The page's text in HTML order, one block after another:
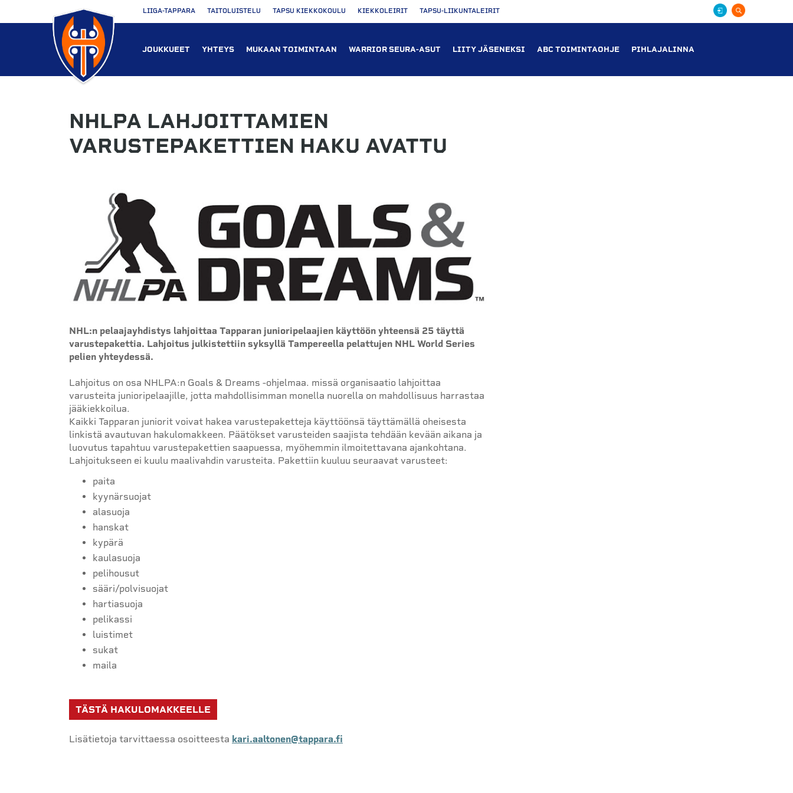
LIIGA-TAPPARA TAITOLUISTELU TAPSU KIEKKOKOULU KIEKKOLEIRIT TAPSU-LIIKUNTALEIRIT
JOUKKUEET YHTEYS MUKAAN TOIMINTAAN WARRIOR SEURA-ASUT LIITY JÄSENEKSI ABC TOIMINTAOHJE PIHLAJALINNA
NHLPA LAHJOITTAMIEN
VARUSTEPAKETTIEN HAKU AVATTU
NHL:n pelaajayhdistys lahjoittaa Tapparan junioripelaajien käyttöön yhteensä 25 täyttä
varustepakettia. Lahjoitus julkistettiin syksyllä Tampereella pelattujen NHL World Series
pelien yhteydessä.
Lahjoitus on osa NHLPA:n Goals & Dreams -ohjelmaa. missä organisaatio lahjoittaa
varusteita junioripelaajille, jotta mahdollisimman monella nuorella on mahdollisuus harrastaa
jääkiekkoilua.
Kaikki Tapparan juniorit voivat hakea varustepaketteja käyttöönsä täyttämällä oheisesta
linkistä avautuvan hakulomakkeen. Päätökset varusteiden saajista tehdään kevään aikana ja
luovutus tapahtuu varustepakettien saapuessa, myöhemmin ilmoitettavana ajankohtana.
Lahjoitukseen ei kuulu maalivahdin varusteita. Pakettiin kuuluu seuraavat varusteet:
paita
kyynärsuojat
alasuoja
hanskat
kypärä
kaulasuoja
pelihousut
sääri/polvisuojat
hartiasuoja
pelikassi
luistimet
sukat
maila
TÄSTÄ HAKULOMAKKEELLE
Lisätietoja tarvittaessa osoitteesta kari.aaltonen@tappara.fi